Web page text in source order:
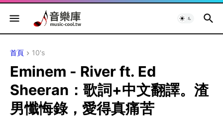
首頁 10's
Eminem - River ft. Ed
Sheeran：歌詞+中文翻譯。渣
男懺悔錄，愛得真痛苦